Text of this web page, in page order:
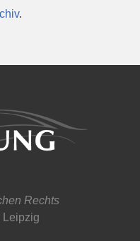
.
Rechts
Leipzig